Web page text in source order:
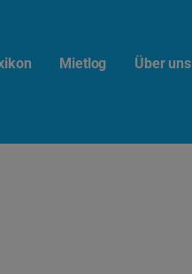
Mietlog Über uns